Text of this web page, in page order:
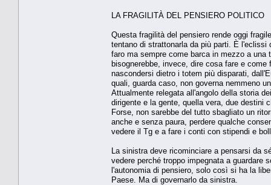
LA FRAGILITÀ DEL PENSIERO POLITICO
Questa fragilità del pensiero rende oggi
tentano di strattonarla da più parti. È
faro ma sempre come barca in mezzo a
bisognerebbe, invece, dire cosa fare e
nascondersi dietro i totem più disparati,
quali, guarda caso, non governa nemmeno
Attualmente relegata all'angolo della storia
dirigente e la gente, quella vera, due destini
Forse, non sarebbe del tutto sbagliato un
anche e senza paura, perdere qualche
vedere il Tg e a fare i conti con stipendi e
La sinistra deve ricominciare a pensarsi da
vedere perché troppo impegnata a guardare
l'autonomia di pensiero, solo così si ha la
Paese. Ma di governarlo da sinistra.